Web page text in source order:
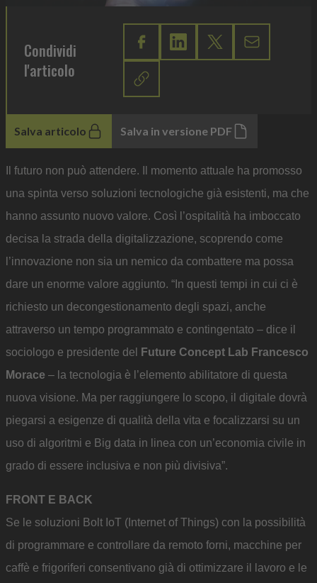
Condividi
l'articolo
Salva articolo Salva in versione PDF
Il futuro non può attendere. Il momento attuale ha promosso
una spinta verso soluzioni tecnologiche già esistenti, ma che
hanno assunto nuovo valore. Così l’ospitalità ha imboccato
decisa la strada della digitalizzazione, scoprendo come
l’innovazione non sia un nemico da combattere ma possa
dare un enorme valore aggiunto. “In questi tempi in cui ci è
richiesto un decongestionamento degli spazi, anche
attraverso un tempo programmato e contingentato – dice il
sociologo e presidente del
Future Concept Lab Francesco
Morace – la tecnologia è l’elemento abilitatore di questa
nuova visione. Ma per raggiungere lo scopo, il digitale dovrà
piegarsi a esigenze di qualità della vita e focalizzarsi su un
uso di algoritmi e Big data in linea con un’economia civile in
grado di essere inclusiva e non più divisiva”.
FRONT E BACK
Se le soluzioni Bolt IoT (Internet of Things) con la possibilità
di programmare e controllare da remoto forni, macchine per
caffè e frigoriferi consentivano già di ottimizzare il lavoro e le